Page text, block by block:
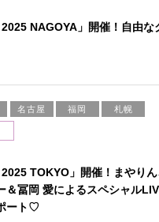
2025 NAGOYA」開催！自由
名古屋 福岡 札幌
2025 TOKYO」開催！まやり
＆冨岡 愛によるスペシャル
ート♡